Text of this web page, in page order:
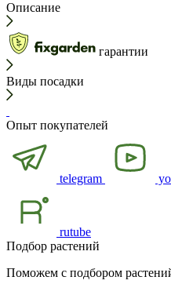
Описание
гарантии
Виды посадки
Опыт покупателей
telegram
rutube
Подбор растений
Поможем с подбором